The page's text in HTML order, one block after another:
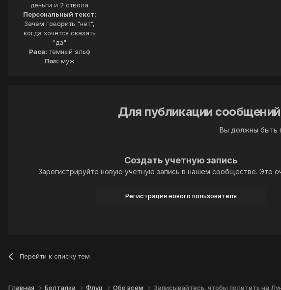
деньги и 2 ствола
Персональный текст:
Зачем говорить "нет",
когда хочется сказать
"да"
Раса: темный эльф
Пол: муж
Для публикации сообщений
Вы должны быть
Создать учетную запись
Зарегистрируйте новую учётную запись в нашем сообществе. Это
Регистрация нового пользователя
Перейти к списку тем
Главная Болталка Флуд Обо всем Записывайтесь, чтобы полететь на